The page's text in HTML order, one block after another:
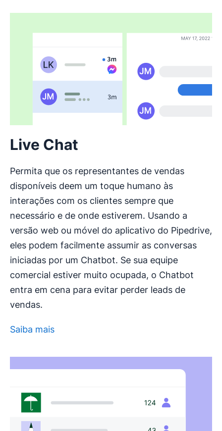
Live Chat
Permita que os representantes de vendas
disponíveis deem um toque humano às
interações com os clientes sempre que
necessário e de onde estiverem. Usando a
versão web ou móvel do aplicativo do Pipedrive,
eles podem facilmente assumir as conversas
iniciadas por um Chatbot. Se sua equipe
comercial estiver muito ocupada, o Chatbot
entra em cena para evitar perder leads de
vendas.
Saiba mais